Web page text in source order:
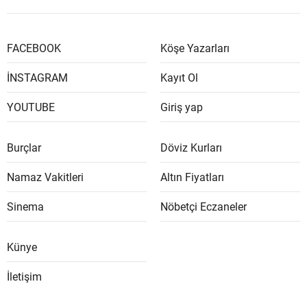
FACEBOOK
İNSTAGRAM
YOUTUBE
Köşe Yazarları
Kayıt Ol
Giriş yap
Burçlar
Namaz Vakitleri
Sinema
Döviz Kurları
Altın Fiyatları
Nöbetçi Eczaneler
Künye
İletişim